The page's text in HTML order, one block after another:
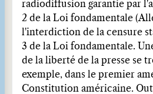
radiodiffusion garantie par
2 de la Loi fondamentale
l'interdiction de la censure
3 de la Loi fondamentale.
de la liberté de la presse se
exemple, dans le premier
Constitution américaine.